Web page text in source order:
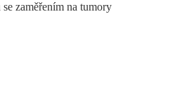
zaměřením na tumory